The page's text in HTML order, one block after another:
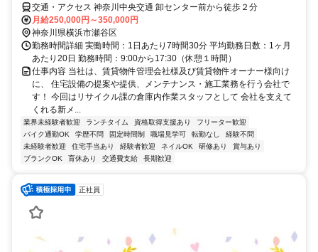
交通・アクセス 神奈川中央交通 卸センター前から徒歩２分
月給250,000円～350,000円
神奈川県横浜市瀬谷区
勤務時間詳細 実働時間：1日あたり7時間30分 平均勤務日数：1ヶ月
あたり20日 勤務時間：9:00から17:30（休憩１時間）
仕事内容 当社は、賃貸物件管理会社様及び賃貸物件オーナー様向け
に、 住宅設備の提案や提供、メンテナンス・施工業務を行う会社で
す！ 今回はリサイクル課の倉庫内作業スタッフとして 会社を支えて
くれる新メ...
業界未経験者歓迎 ランチタイム 資格取得支援あり
フリーター歓迎
バイク通勤OK
学歴不問 固定時間制 職場見学可 転勤なし
経験不問
未経験者歓迎
住宅手当あり 経験者歓迎 ネイルOK 研修あり
賞与あり
ブランクOK
育休あり 交通費支給 長期歓迎
正社員